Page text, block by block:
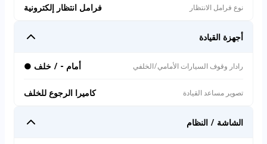
نوع فرامل الانتظار فرامل انتظار إلكترونية
أجهزة القيادة
رادار وقوف السيارات الأمامي/الخلفي أمام - / خلف ●
تصوير مساعد القيادة كاميرا الرجوع للخلف
الشاشة / النظام